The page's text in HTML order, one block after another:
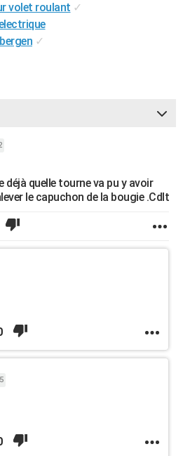
volet roulant ✓
✓
quelle tourne va pu y avoir
le capuchon de la bougie .Cdlt